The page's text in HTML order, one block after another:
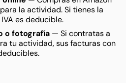
la actividad. Si tienes la
es deducible.
o fotografía — Si contratas a
tu actividad, sus facturas con